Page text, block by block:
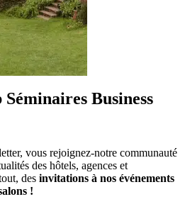
Business
vous rejoignez-notre communauté
des hôtels, agences et
des invitations à nos événements
!